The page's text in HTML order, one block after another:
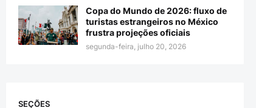
Copa do Mundo de 2026: fluxo de
turistas estrangeiros no México
frustra projeções oficiais
segunda-feira, julho 20, 2026
SEÇÕES